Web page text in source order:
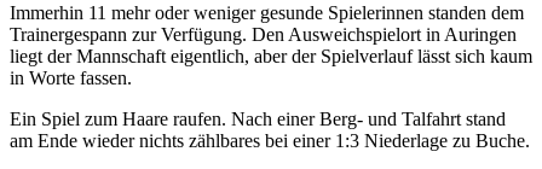
Immerhin 11 mehr oder weniger gesunde Spielerinnen standen dem
Trainergespann zur Verfügung. Den Ausweichspielort in Auringen
liegt der Mannschaft eigentlich, aber der Spielverlauf lässt sich kaum
in Worte fassen.
Ein Spiel zum Haare raufen. Nach einer Berg- und Talfahrt stand
am Ende wieder nichts zählbares bei einer 1:3 Niederlage zu Buche.